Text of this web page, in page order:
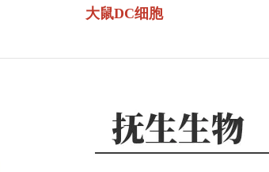
大鼠DC细胞